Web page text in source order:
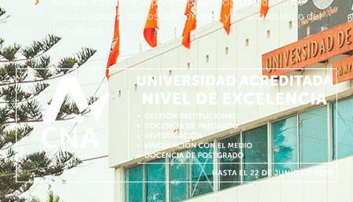
lavado activos, delitos funcionarios y financiamiento del